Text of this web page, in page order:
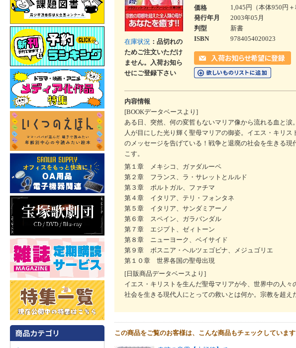
在庫状況 ：品切れの
ためご注文いただけ
ません。入荷お知ら
せにご登録下さい
価格
1,045円（本体950円＋
発行年月
2003年05月
判型
新書
ISBN
9784054020023
内容情報
[BOOKデータベースより]
ある日、突然、何の変哲もないマリア像から流れる血と
人が目にした光り輝く聖母マリアの御姿。イエス・キリ
のメッセージを告げている！戦争と退廃の社会を生きる
こす。
第１章 メキシコ、ガァダルーペ
第２章 フランス、ラ・サレットとルルド
第３章 ポルトガル、ファチマ
第４章 イタリア、テリ・フォンタネ
第５章 イタリア、サンダミアーノ
第６章 スペイン、ガラバンダル
第７章 エジプト、ゼィトーン
第８章 ニューヨーク、ベイサイド
第９章 ボスニア・ヘルツェゴビナ、メジュゴリエ
第１０章 世界各国の聖母出現
[日販商品データベースより]
イエス・キリストを生んだ聖母マリアが今、世界中の人
社会を生きる現代人にとっての救いとは何か。宗教を超え
この商品をご覧のお客様は、こんな商品もチェックしています